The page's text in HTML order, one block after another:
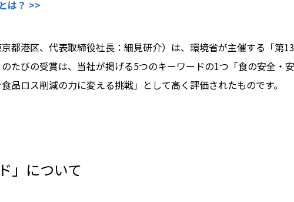
は？ >>
都港区、代表取締役社長：細見研介）は、環境省が主催する「第
たびの受賞は、当社が掲げる5つのキーワードの1つ「食の安全
品ロス削減の力に変える挑戦」として高く評価されたものです。
」について